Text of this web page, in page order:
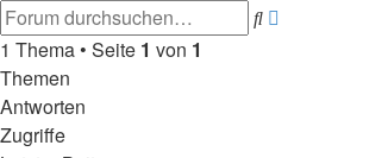
Suche
1 Thema • Seite 1 von 1
Themen
Antworten
Zugriffe